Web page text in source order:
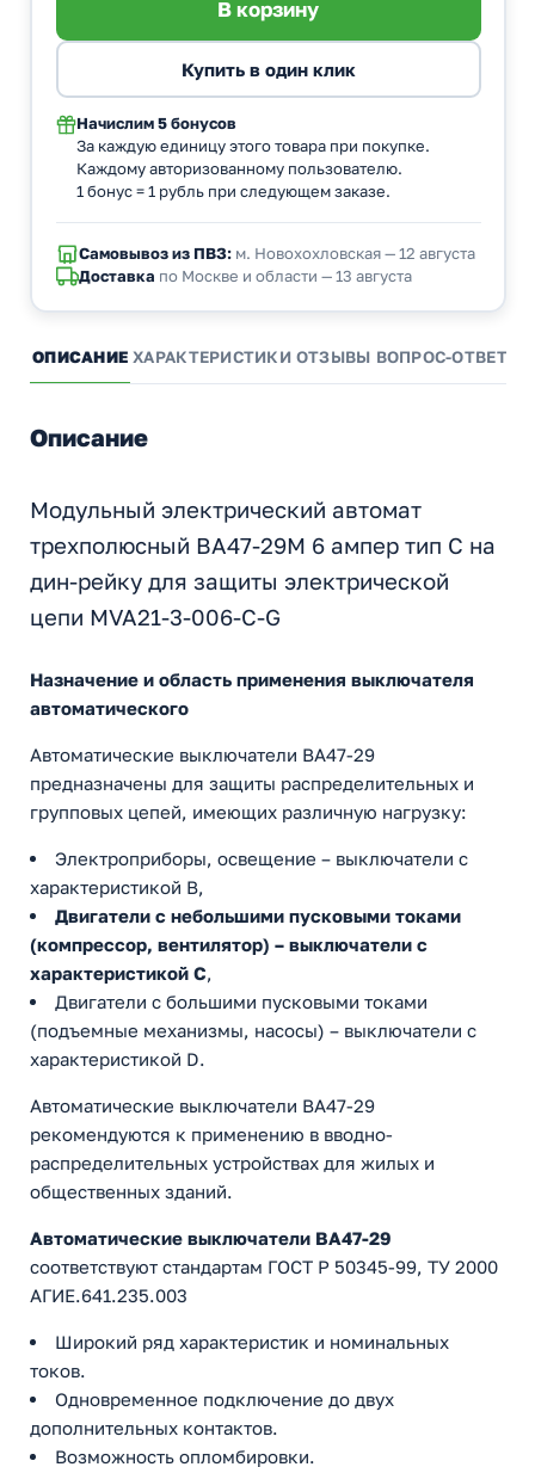
Начислим 5 бонусов
За каждую единицу этого товара при покупке.
Каждому авторизованному пользователю.
1 бонус = 1 рубль при следующем заказе.
Самовывоз из ПВЗ:м. Новохохловская — 12 августа
Доставка по Москве и области — 13 августа
ОПИСАНИЕ ХАРАКТЕРИСТИКИ ОТЗЫВЫ ВОПРОС-ОТВЕТ
Описание
Модульный электрический автомат
трехполюсный ВА47-29М 6 ампер тип С на
дин-рейку для защиты электрической
цепи MVA21-3-006-C-G
Назначение и область применения выключателя
автоматического
Автоматические выключатели ВА47-29
предназначены для защиты распределительных и
групповых цепей, имеющих различную нагрузку:
Электроприборы, освещение – выключатели с
характеристикой В,
Двигатели с небольшими пусковыми токами
(компрессор, вентилятор) – выключатели с
характеристикой C,
Двигатели с большими пусковыми токами
(подъемные механизмы, насосы) – выключатели с
характеристикой D.
Автоматические выключатели ВА47-29
рекомендуются к применению в вводно-
распределительных устройствах для жилых и
общественных зданий.
Автоматические выключатели ВА47-29
соответствуют стандартам ГОСТ Р 50345-99, ТУ 2000
АГИЕ.641.235.003
Широкий ряд характеристик и номинальных
токов.
Одновременное подключение до двух
дополнительных контактов.
Возможность опломбировки.